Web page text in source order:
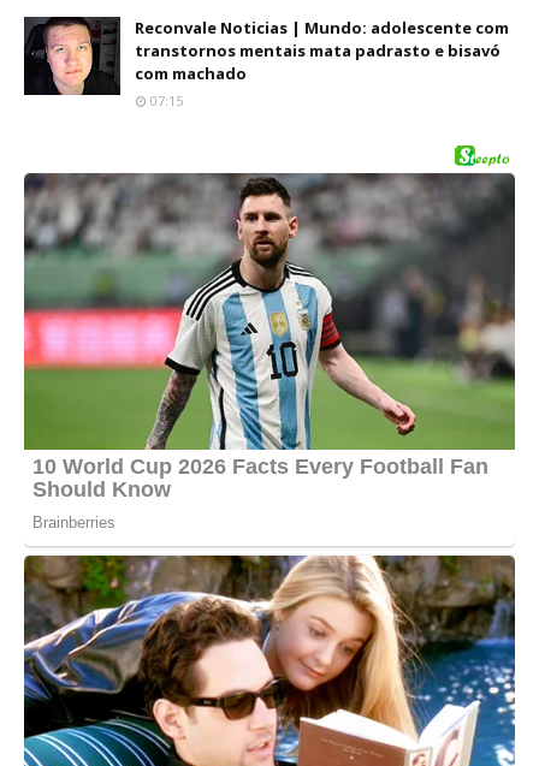
Reconvale Noticias | Mundo: adolescente com
transtornos mentais mata padrasto e bisavó
com machado
07:15